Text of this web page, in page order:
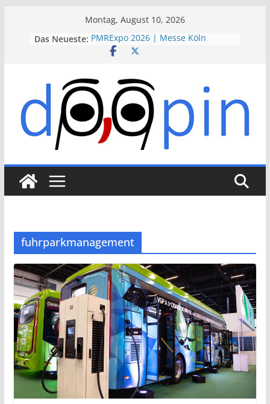
Montag, August 10, 2026
Das Neueste: PMRExpo 2026 | Messe Köln
VdS-BrandSchutzTage 2026 |
VALVE WORLD EXPO 2026 | Messe
Düsseldorf
ESSEN MOTOR SHOW 2026 | Messe
Essen
fuhrparkmanagement